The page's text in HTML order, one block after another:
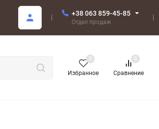
+38 063 859-45-85
Отдел продаж
Избранное
0
Сравнение
0